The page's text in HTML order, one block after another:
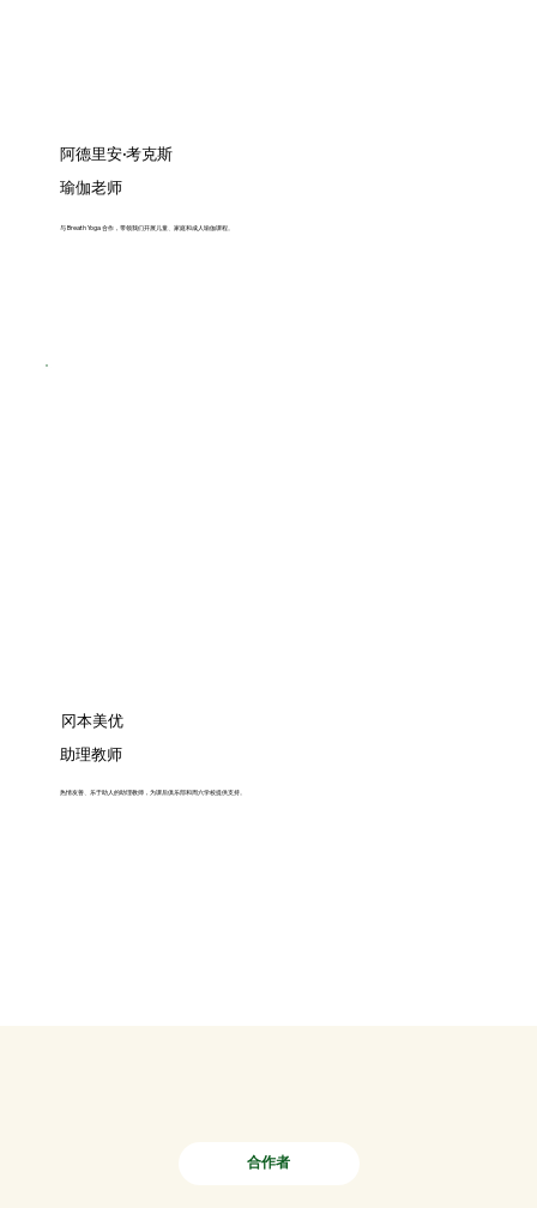
阿德里安·考克斯
与 Breath Yoga 合作，带领我们开展儿童、家庭和成人瑜伽课程。
瑜伽老师
冈本美优
助理教师
热情友善、乐于助人的助理教师，为课后俱乐部和周六学校提供支持。
合作者